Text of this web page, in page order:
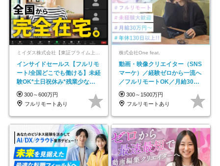
インサイドセールス【フルリモ
ート/全国どこでも働ける】未経
験OK*土日祝休み*残業少なめ*
在宅勤務手当あり
300～600万円
フルリモートあり
株式会社One feat.
動画・映像クリエイター（SNS
マーケ）／経験ゼロから一流へ
／フルリモートOK／月給30万
円～／年休130日以上
300～1500万円
フルリモートあり